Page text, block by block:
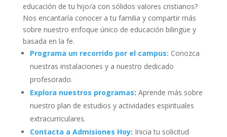
educación de tu hijo/a con sólidos valores cristianos?
Nos encantaría conocer a tu familia y compartir más
sobre nuestro enfoque único de educación bilingüe y
basada en la fe.
Programa un recorrido por el campus: Conozca
nuestras instalaciones y a nuestro dedicado
profesorado.
Explora nuestros programas: Aprende más sobre
nuestro plan de estudios y actividades espirituales
extracurriculares.
Contacta a Admisiones Hoy: Inicia tu solicitud